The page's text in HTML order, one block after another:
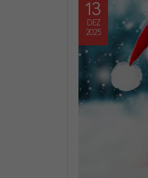
13
DEZ
2025